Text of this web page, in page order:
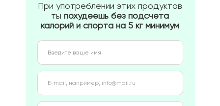
При употреблении этих продуктов
ты похудеешь без подсчета
калорий и спорта на 5 кг минимум